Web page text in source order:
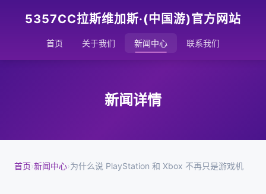
5357CC拉斯维加斯·(中国游)官方网站
首页 关于我们 新闻中心 联系我们
新闻详情
首页›新闻中心›为什么说 PlayStation 和 Xbox 不再只是游戏机